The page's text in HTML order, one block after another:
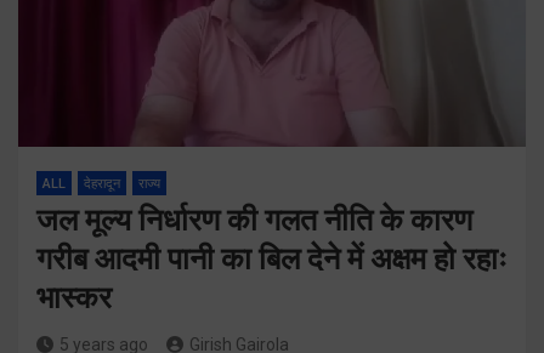
ALL देहरादून राज्य
जल मूल्य निर्धारण की गलत नीति के कारण
गरीब आदमी पानी का बिल देने में अक्षम हो रहाः
भास्कर
5 years ago Girish Gairola